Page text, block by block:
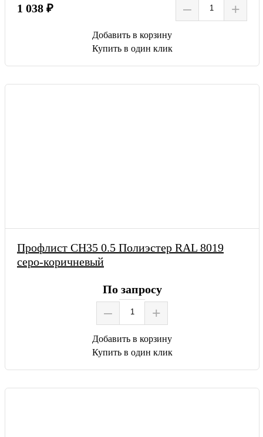
1 038 ₽ – +
Добавить в корзину
Купить в один клик
Профлист СН35 0.5 Полиэстер RAL 8019
серо-коричневый
По запросу
– +
Добавить в корзину
Купить в один клик